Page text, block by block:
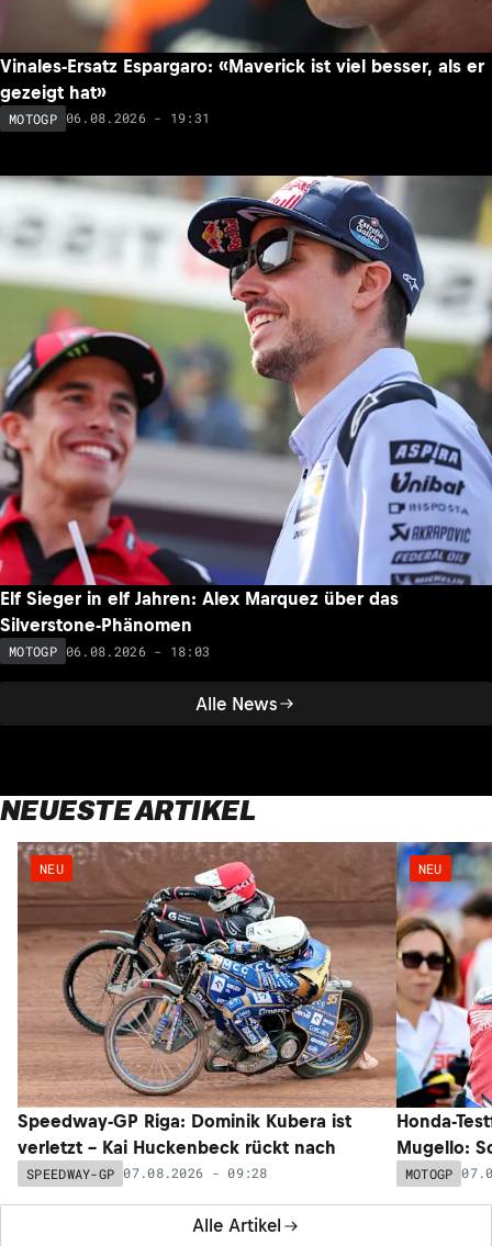
Alle News
Vinales-Ersatz Espargaro: «Maverick ist viel besser, als er
gezeigt hat»
MOTOGP 06.08.2026 - 19:31
Elf Sieger in elf Jahren: Alex Marquez über das
Silverstone-Phänomen
MOTOGP 06.08.2026 - 18:03
NEUESTE ARTIKEL
Alle Artikel
NEU
Speedway-GP Riga: Dominik Kubera ist
verletzt – Kai Huckenbeck rückt nach
SPEEDWAY-GP 07.08.2026 - 09:28
NEU
Honda-
Mugello:
MOTOGP